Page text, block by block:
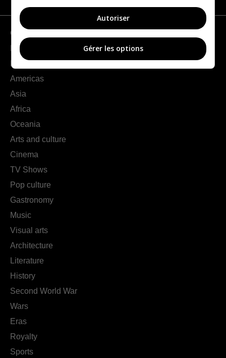
Geography
France
Europe
Americas
Asia
Africa
Oceania
Arts and culture
Cinema
TV Shows
Pop culture
Gastronomy
Music
Visual arts
Architecture
Literature
History
Second World War
Wars
Eras
Royalty
Sports
Autoriser
Gérer les options